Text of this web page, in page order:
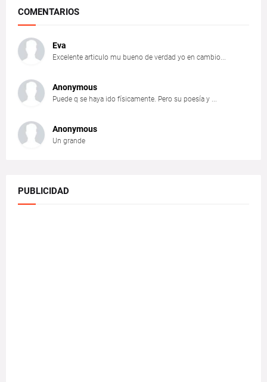
COMENTARIOS
Eva
Excelente articulo mu bueno de verdad yo en cambio...
Anonymous
Puede q se haya ido físicamente. Pero su poesía y ...
Anonymous
Un grande
PUBLICIDAD